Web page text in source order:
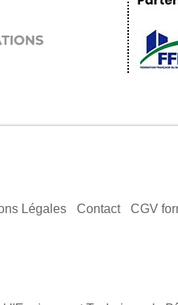
Légales Contact CGV